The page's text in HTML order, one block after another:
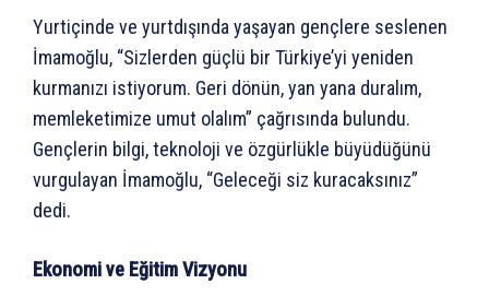
Yurtiçinde ve yurtdışında yaşayan gençlere seslenen
İmamoğlu, “Sizlerden güçlü bir Türkiye’yi yeniden
kurmanızı istiyorum. Geri dönün, yan yana duralım,
memleketimize umut olalım” çağrısında bulundu.
Gençlerin bilgi, teknoloji ve özgürlükle büyüdüğünü
vurgulayan İmamoğlu, “Geleceği siz kuracaksınız”
dedi.
Ekonomi ve Eğitim Vizyonu